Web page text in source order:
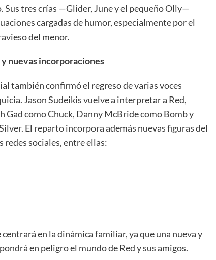
Sus tres crías —Glider, June y el pequeño Olly—
cargadas de humor, especialmente por el
del menor.
nuevas incorporaciones
también confirmó el regreso de varias voces
Jason Sudeikis vuelve a interpretar a Red,
Gad como Chuck, Danny McBride como Bomb y
El reparto incorpora además nuevas figuras del
sociales, entre ellas:
en la dinámica familiar, ya que una nueva y
en peligro el mundo de Red y sus amigos.